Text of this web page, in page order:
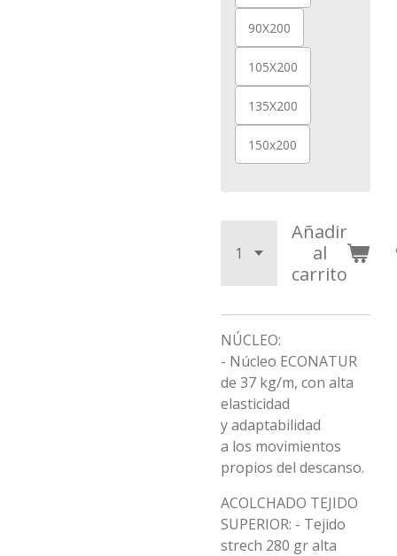
90X200
105X200
135X200
150x200
Añadir
al
carrito
NÚCLEO:
- Núcleo ECONATUR
de 37 kg/m, con alta
elasticidad
y adaptabilidad
a los movimientos
propios del descanso.
ACOLCHADO TEJIDO
SUPERIOR: - Tejido
strech 280 gr alta